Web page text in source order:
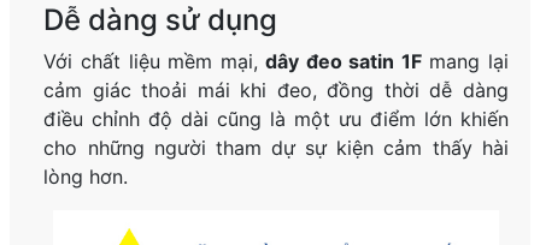
Dễ dàng sử dụng
Với chất liệu mềm mại,dây đeo satin 1Fmang lại
cảm giác thoải mái khi đeo, đồng thời dễ dàng
điều chỉnh độ dài cũng là một ưu điểm lớn khiến
cho những người tham dự sự kiện cảm thấy hài
lòng hơn.